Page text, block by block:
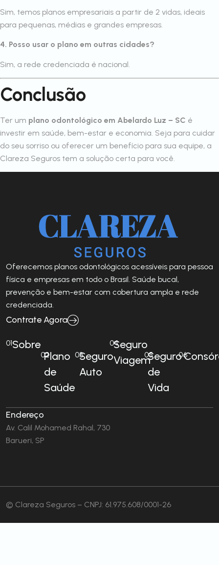
Sim, temos planos empresariais a partir de 2 vidas, ideais
para pequenas, médias e grandes empresas.
4. Posso usar o plano em outras cidades?
Sim, a rede credenciada é nacional.
Conclusão
Ter um plano odontológico em Abelardo Luz – SC é
investir em saúde, bem-estar e economia. Seja para cuidar
do seu sorriso ou oferecer um benefício para sua equipe, a
Clareza Seguros tem a solução certa para você.
Oferecemos planos odontológicos acessíveis para pessoa
física e empresas em todo o Brasil. Saúde bucal,
prevenção e bem-estar com cobertura ampla e rede
credenciada.
Contrate Agora
01Sobre
02Plano
de
Saúde
03Seguro
Auto
04Seguro
Viagem
05Seguro
de
Vida
06
Endereço
Av. Calil Mohamed Rahal, 730
Barueri, SP
© Clareza Seguros – CNPJ: 61.975.608/0001-26